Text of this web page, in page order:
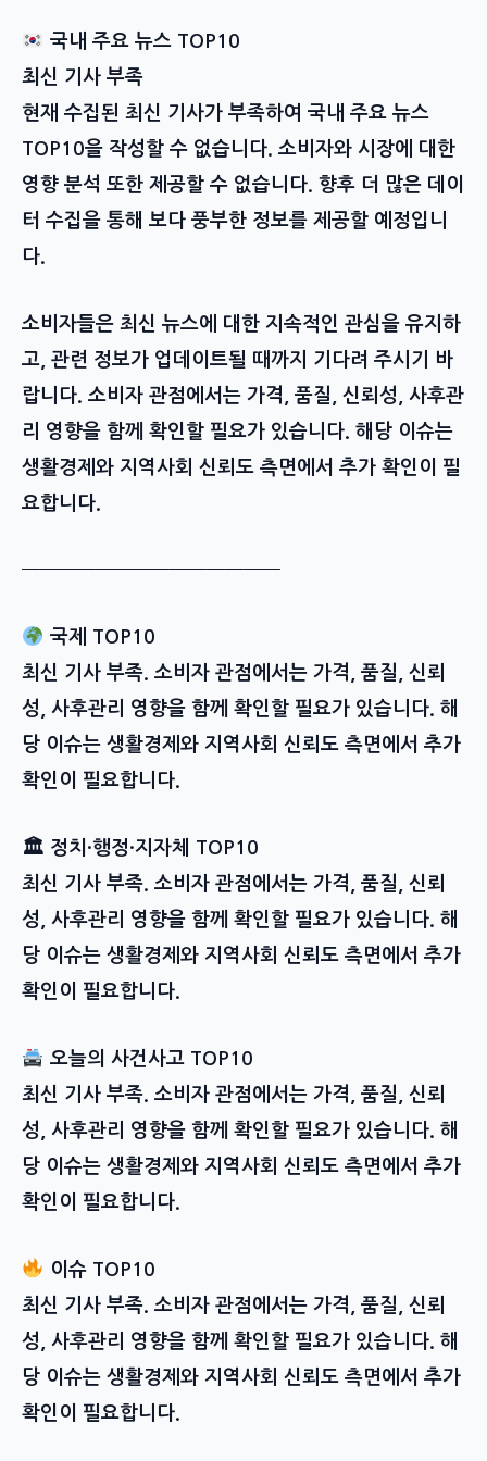
국내 주요 뉴스 TOP10
최신 기사 부족
현재 수집된 최신 기사가 부족하여 국내 주요 뉴스
TOP10을 작성할 수 없습니다. 소비자와 시장에 대한
영향 분석 또한 제공할 수 없습니다. 향후 더 많은 데이
터 수집을 통해 보다 풍부한 정보를 제공할 예정입니
다.
소비자들은 최신 뉴스에 대한 지속적인 관심을 유지하
고, 관련 정보가 업데이트될 때까지 기다려 주시기 바
랍니다. 소비자 관점에서는 가격, 품질, 신뢰성, 사후관
리 영향을 함께 확인할 필요가 있습니다. 해당 이슈는
생활경제와 지역사회 신뢰도 측면에서 추가 확인이 필
요합니다.
━━━━━━━━━━━━━━
국제 TOP10
최신 기사 부족. 소비자 관점에서는 가격, 품질, 신뢰
성, 사후관리 영향을 함께 확인할 필요가 있습니다. 해
당 이슈는 생활경제와 지역사회 신뢰도 측면에서 추가
확인이 필요합니다.
🏛 정치·행정·지자체 TOP10
최신 기사 부족. 소비자 관점에서는 가격, 품질, 신뢰
성, 사후관리 영향을 함께 확인할 필요가 있습니다. 해
당 이슈는 생활경제와 지역사회 신뢰도 측면에서 추가
확인이 필요합니다.
오늘의 사건사고 TOP10
최신 기사 부족. 소비자 관점에서는 가격, 품질, 신뢰
성, 사후관리 영향을 함께 확인할 필요가 있습니다. 해
당 이슈는 생활경제와 지역사회 신뢰도 측면에서 추가
확인이 필요합니다.
이슈 TOP10
최신 기사 부족. 소비자 관점에서는 가격, 품질, 신뢰
성, 사후관리 영향을 함께 확인할 필요가 있습니다. 해
당 이슈는 생활경제와 지역사회 신뢰도 측면에서 추가
확인이 필요합니다.